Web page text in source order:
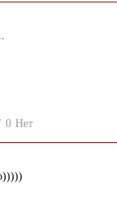
0 Нет